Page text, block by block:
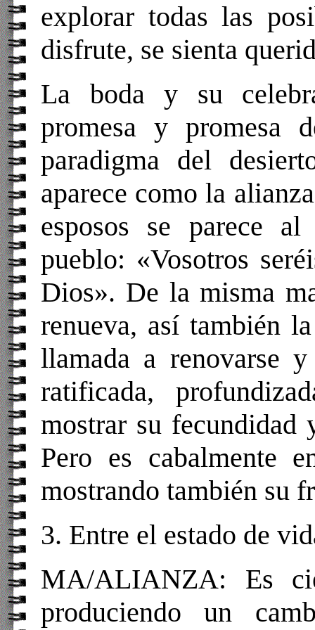
explorar todas las
disfrute, se sienta
La boda y su
promesa y promesa
paradigma del
aparece como la
esposos se parece
pueblo: «Vosotros
Dios». De la misma
renueva, así también
llamada a renovarse
ratificada,
mostrar su
Pero es cabalmente
mostrando también su
3. Entre el estado de
MA/ALIANZA: Es
produciendo un